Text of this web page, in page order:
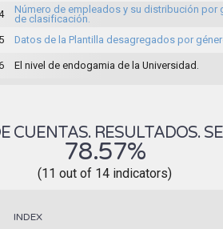
Número de empleados y su distribución por
de clasificación.
Datos de la Plantilla desagregados por
El nivel de endogamia de la Universidad.
CUENTAS. RESULTADOS.
78.57%
(11 out of 14 indicators)
INDEX